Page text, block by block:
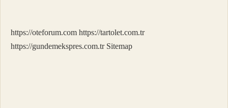
https://oteforum.com https://tartolet.com.tr
https://gundemekspres.com.tr Sitemap